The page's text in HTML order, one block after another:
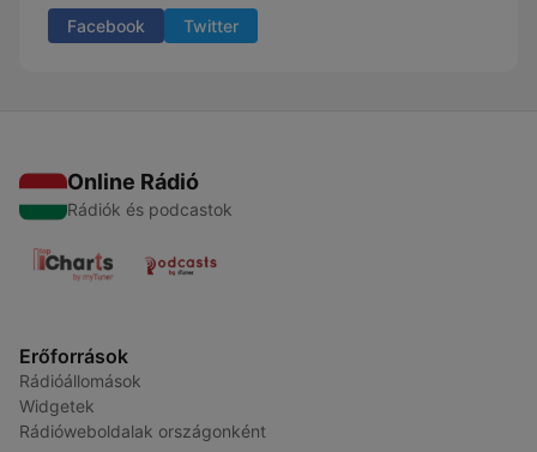
Facebook Twitter
Online Rádió
Rádiók és podcastok
Erőforrások
Rádióállomások
Widgetek
Rádióweboldalak országonként